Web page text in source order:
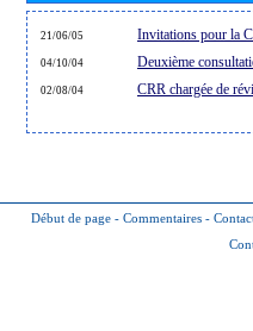
21/06/05 Invitations pour la
04/10/04 Deuxième
02/08/04 CRR chargée de
Début de page - Commentaires -